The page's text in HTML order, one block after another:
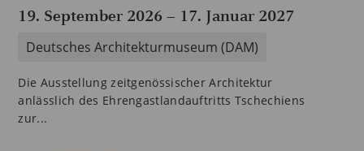
19. September 2026 – 17. Januar 2027
Deutsches Architekturmuseum (DAM)
Die Ausstellung zeitgenössischer Architektur
anlässlich des Ehrengastlandauftritts Tschechiens
zur...